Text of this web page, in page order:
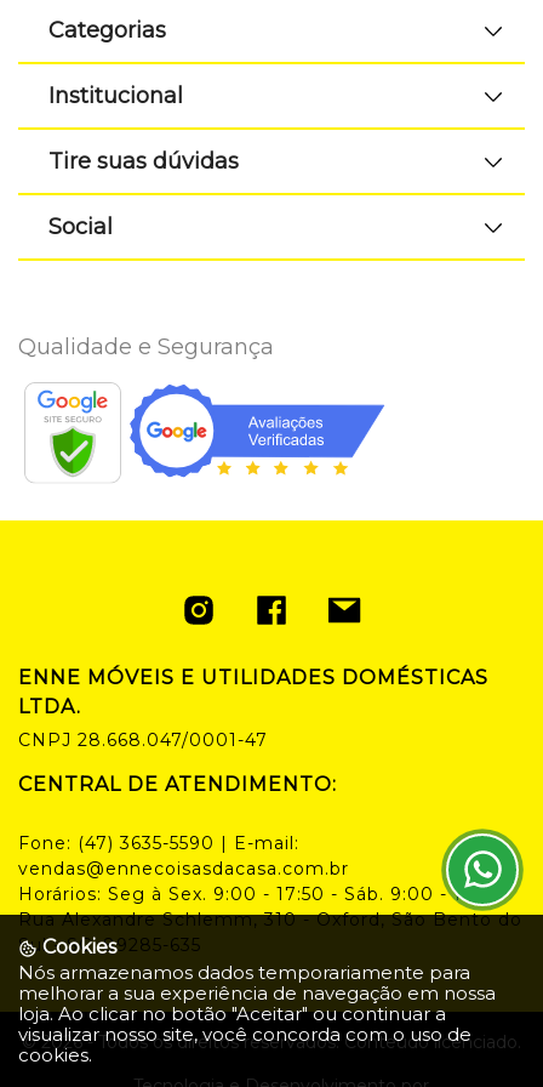
Categorias
Institucional
Tire suas dúvidas
Social
Qualidade e Segurança
ENNE MÓVEIS E UTILIDADES DOMÉSTICAS
LTDA.
CNPJ 28.668.047/0001-47
CENTRAL DE ATENDIMENTO:
Fone: (47) 3635-5590 | E-mail:
vendas@ennecoisasdacasa.com.br
Horários: Seg à Sex. 9:00 - 17:50 - Sáb. 9:00 - 14:00
Rua Alexandre Schlemm, 310 - Oxford, São Bento do
Sul - SC, 89285-635
©2026- Todos os direitos reservados. Conteúdo licenciado.
Cookies
Nós armazenamos dados temporariamente para
melhorar a sua experiência de navegação em nossa
loja. Ao clicar no botão "Aceitar" ou continuar a
visualizar nosso site, você concorda com o uso de
cookies.